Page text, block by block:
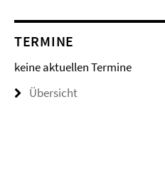
TERMINE
keine aktuellen Termine
Übersicht